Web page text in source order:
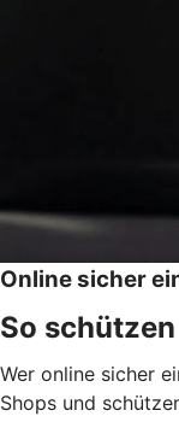
Online sicher
So
Wer online sicher
Shops und